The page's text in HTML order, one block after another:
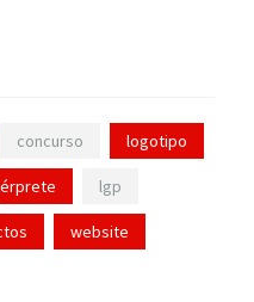
concurso logotipo
lgp
website